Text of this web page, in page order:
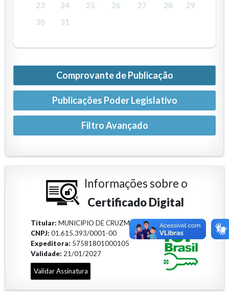
23
24 25 26 27 28
29
30
31
Comprovante de Publicação
Publicações Poder Legislativo
Informações sobre o
Certificado Digital
Titular:MUNICIPIO DE CRUZMALTINA
CNPJ:01.615.393/0001-00
Expeditora: 57581801000105
Validade: 21/01/2027
Validar Assinatura